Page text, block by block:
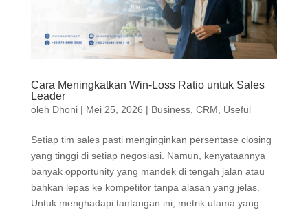
Cara Meningkatkan Win-Loss Ratio untuk Sales
Leader
oleh Dhoni| Mei 25, 2026 | Business, CRM Useful
Setiap tim sales pasti menginginkan persentase closing
yang tinggi di setiap negosiasi. Namun, kenyataannya
banyak opportunity yang mandek di tengah jalan atau
bahkan lepas ke kompetitor tanpa alasan yang jelas.
Untuk menghadapi tantangan ini, metrik utama yang